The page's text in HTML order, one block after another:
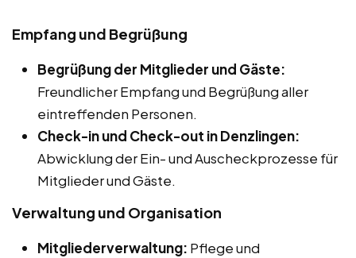
Empfang und Begrüßung
Begrüßung der Mitglieder und Gäste:
Freundlicher Empfang und Begrüßung aller
eintreffenden Personen.
Check-in und Check-out in Denzlingen:
Abwicklung der Ein- und Auscheckprozesse für
Mitglieder und Gäste.
Verwaltung und Organisation
Mitgliederverwaltung: Pflege und